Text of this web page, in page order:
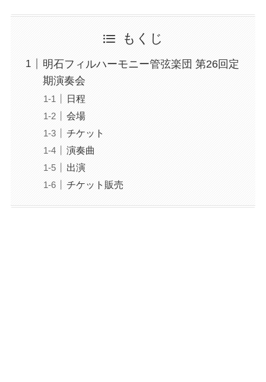
もくじ
明石フィルハーモニー管弦楽団 第26回定
期演奏会
日程
会場
チケット
演奏曲
出演
チケット販売